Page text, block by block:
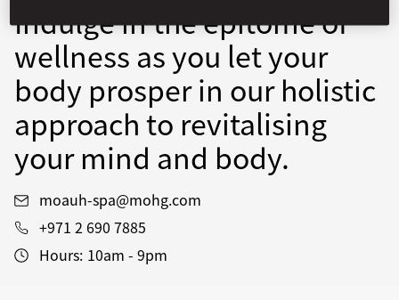
Indulge in the epitome of
wellness as you let your
body prosper in our holistic
approach to revitalising
your mind and body.
moauh-spa@mohg.com
+971 2 690 7885
Hours: 10am - 9pm